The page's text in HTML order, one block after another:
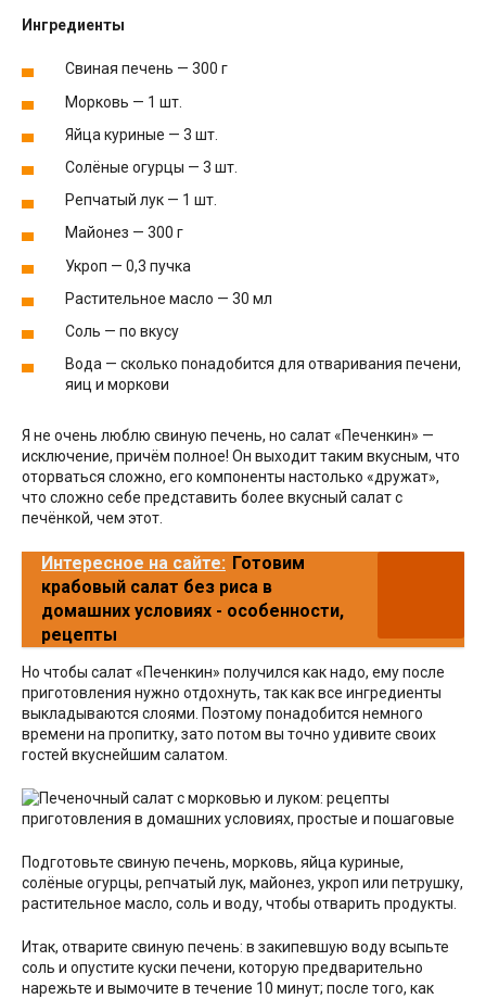
Ингредиенты
Свиная печень — 300 г
Морковь — 1 шт.
Яйца куриные — 3 шт.
Солёные огурцы — 3 шт.
Репчатый лук — 1 шт.
Майонез — 300 г
Укроп — 0,3 пучка
Растительное масло — 30 мл
Соль — по вкусу
Вода — сколько понадобится для отваривания печени,
яиц и моркови
Я не очень люблю свиную печень, но салат «Печенкин» —
исключение, причём полное! Он выходит таким вкусным, что
оторваться сложно, его компоненты настолько «дружат»,
что сложно себе представить более вкусный салат с
печёнкой, чем этот.
Интересное на сайте: Готовим
крабовый салат без риса в
домашних условиях - особенности,
рецепты
Но чтобы салат «Печенкин» получился как надо, ему после
приготовления нужно отдохнуть, так как все ингредиенты
выкладываются слоями. Поэтому понадобится немного
времени на пропитку, зато потом вы точно удивите своих
гостей вкуснейшим салатом.
Подготовьте свиную печень, морковь, яйца куриные,
солёные огурцы, репчатый лук, майонез, укроп или петрушку,
растительное масло, соль и воду, чтобы отварить продукты.
Итак, отварите свиную печень: в закипевшую воду всыпьте
соль и опустите куски печени, которую предварительно
нарежьте и вымочите в течение 10 минут; после того, как